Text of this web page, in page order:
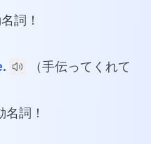
詞！
（手伝ってくれて
詞！